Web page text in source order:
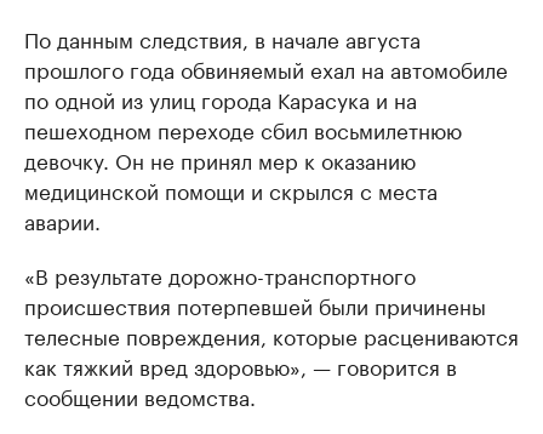
По данным следствия, в начале августа
прошлого года обвиняемый ехал на автомобиле
по одной из улиц города Карасука и на
пешеходном переходе сбил восьмилетнюю
девочку. Он не принял мер к оказанию
медицинской помощи и скрылся с места
аварии.
«В результате дорожно-транспортного
происшествия потерпевшей были причинены
телесные повреждения, которые расцениваются
как тяжкий вред здоровью», — говорится в
сообщении ведомства.